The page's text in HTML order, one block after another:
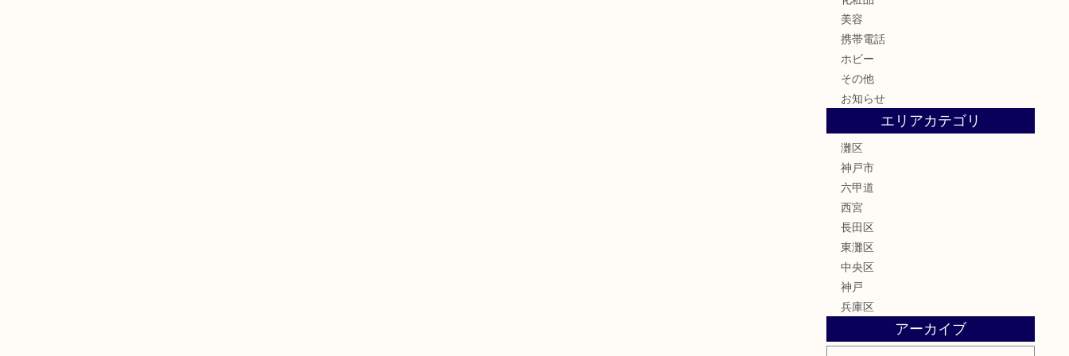
美容
携帯電話
ホビー
その他
お知らせ
エリアカテゴリ
灘区
神戸市
六甲道
西宮
長田区
東灘区
中央区
神戸
兵庫区
アーカイブ